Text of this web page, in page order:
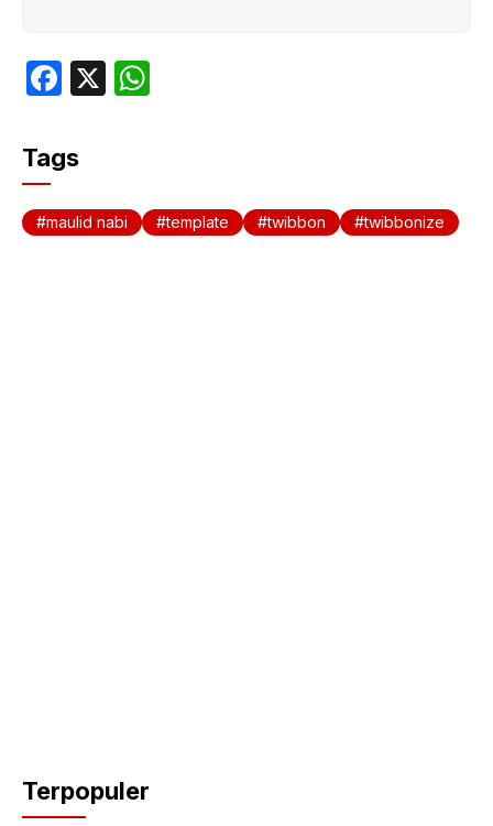
F
c
e
b
X
A
Tags
maulid nabi template twibbon twibbonize
Terpopuler